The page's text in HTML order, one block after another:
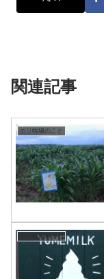
関連記事
ホリ牧場のこと
ホリ牧場のこと